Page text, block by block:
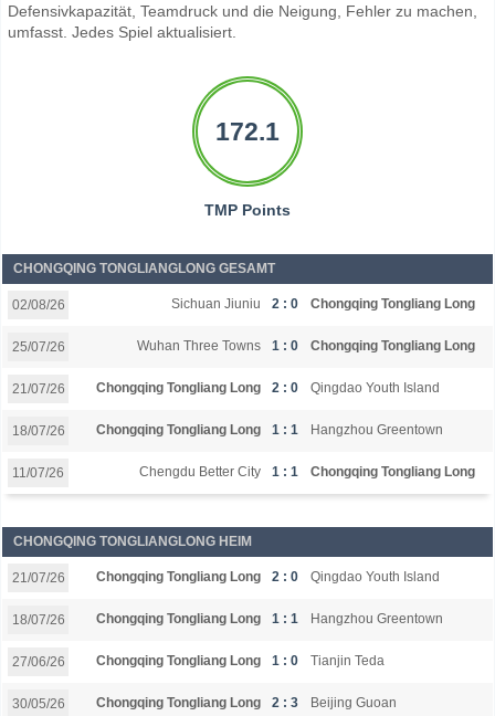
Defensivkapazität, Teamdruck und die Neigung, Fehler zu machen,
umfasst. Jedes Spiel aktualisiert.
172.1
TMP Points
CHONGQING TONGLIANGLONG GESAMT
02/08/26 Sichuan Jiuniu 2 : 0 Chongqing Tongliang Long
25/07/26 Wuhan Three Towns 1 : 0 Chongqing Tongliang Long
21/07/26 Chongqing Tongliang Long 2 : 0 Qingdao Youth Island
18/07/26 Chongqing Tongliang Long 1 : 1 Hangzhou Greentown
11/07/26 Chengdu Better City 1 : 1 Chongqing Tongliang Long
CHONGQING TONGLIANGLONG HEIM
21/07/26 Chongqing Tongliang Long 2 : 0 Qingdao Youth Island
18/07/26 Chongqing Tongliang Long 1 : 1 Hangzhou Greentown
27/06/26 Chongqing Tongliang Long 1 : 0 Tianjin Teda
30/05/26 Chongqing Tongliang Long 2 : 3 Beijing Guoan